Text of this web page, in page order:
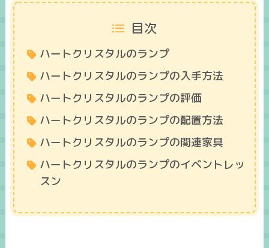
目次
ハートクリスタルのランプ
ハートクリスタルのランプの入手方法
ハートクリスタルのランプの評価
ハートクリスタルのランプの配置方法
ハートクリスタルのランプの関連家具
ハートクリスタルのランプのイベントレッ
スン